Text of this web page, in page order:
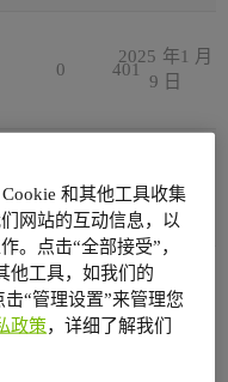
0 401
2025 年1 月
9 日
0 216
月 27 日
0 222
2024 年11
月 14 日
和其他工具收集
网站的互动信息，以
。点击“全部接受”，
他工具，如我们的
“管理设置”来管理您
政策，详细了解我们